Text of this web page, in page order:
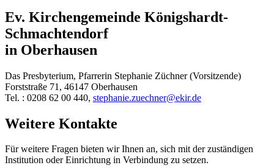
Ev. Kirchengemeinde Königshardt-
Schmachtendorf
in Oberhausen
Das Presbyterium, Pfarrerin Stephanie Züchner (Vorsitzende)
Forststraße 71, 46147 Oberhausen
Tel. : 0208 62 00 440, stephanie.zuechner@ekir.de
Weitere Kontakte
Für weitere Fragen bieten wir Ihnen an, sich mit der zuständigen
Institution oder Einrichtung in Verbindung zu setzen.